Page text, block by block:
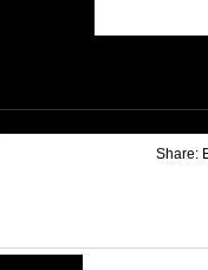
Share: